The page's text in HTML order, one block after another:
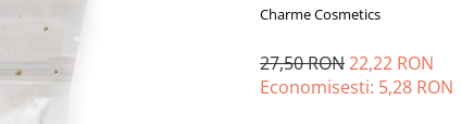
Charme Cosmetics
27,50 RON22,22 RON
Economisesti: 5,28 RON